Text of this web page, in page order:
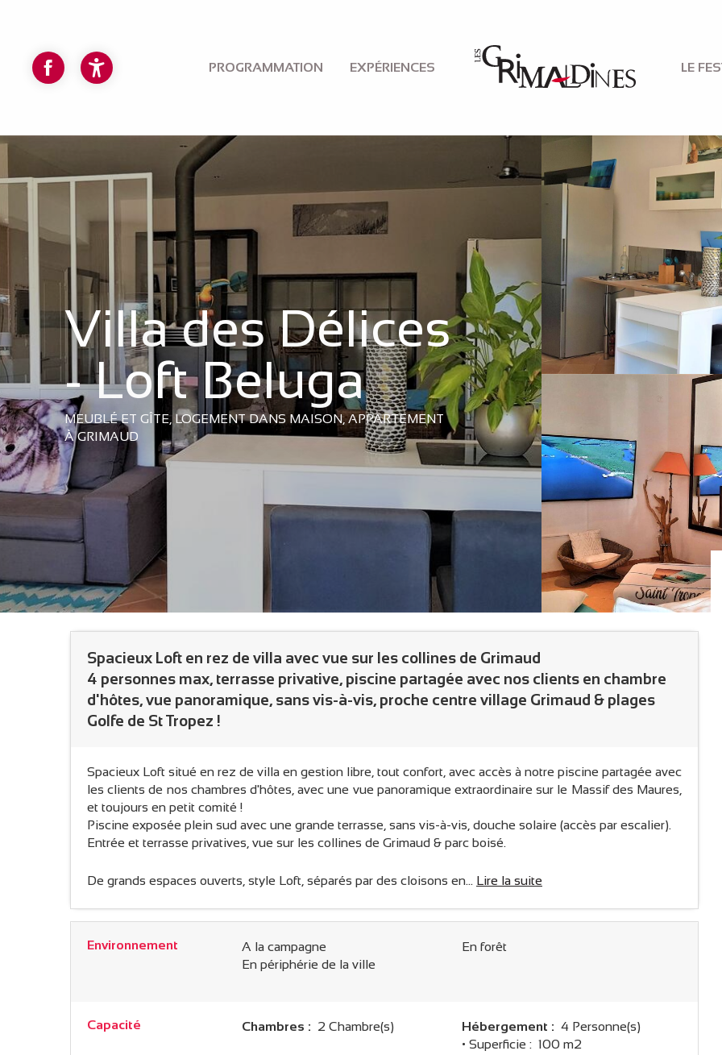
principal
Accessibilité
PROGRAMMATION EXPÉRIENCES LE
Villa des Délices
- Loft Beluga
MEUBLÉ ET GÎTE, LOGEMENT DANS MAISON,APPARTEMENT
À GRIMAUD
Spacieux Loft en rez de villa avec vue sur les collines de Grimaud
4 personnes max, terrasse privative, piscine partagée avec nos clients en chambre
d'hôtes, vue panoramique, sans vis-à-vis, proche centre village Grimaud & plages
Golfe de St Tropez !
Spacieux Loft situé en rez de villa en gestion libre, tout confort, avec accès à notre piscine partagée avec
les clients de nos chambres d'hôtes, avec une vue panoramique extraordinaire sur le Massif des Maures,
et toujours en petit comité !
Piscine exposée plein sud avec une grande terrasse, sans vis-à-vis, douche solaire (accès par escalier).
Entrée et terrasse privatives, vue sur les collines de Grimaud & parc boisé.
De grands espaces ouverts, style Loft, séparés par des cloisons en... Lire la suite
Environnement A la campagne
En forêt
En périphérie de la ville
Capacité Chambres : 2 Chambre(s) Hébergement : 4 Personne(s)
• Superficie : 100 m2